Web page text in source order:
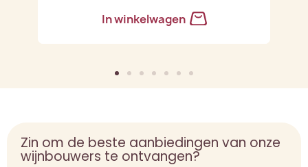
In winkelwagen
Zin om de beste aanbiedingen van onze
wijnbouwers te ontvangen?